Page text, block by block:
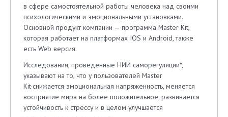
в сфере самостоятельной работы человека над своими
психологическими и эмоциональными установками.
Основной продукт компании — программа Master Kit,
которая работает на платформах IOS и Android, также
есть Web версия.
Исследования, проведенные НИИ саморегуляции*,
указывают на то, что у пользователей Master
Kit·снижается эмоциональная напряженность, меняется
восприятие мира на более положительное, развивается
устойчивость к стрессу и в целом улучшается